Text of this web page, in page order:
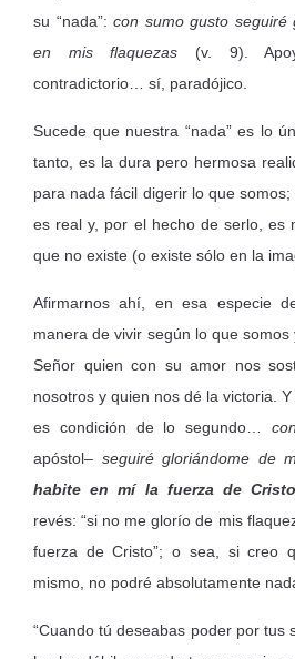
su “nada”: con sumo gusto seguiré
en mis flaquezas (v. 9).
contradictorio… sí, paradójico.
Sucede que nuestra “nada” es lo
tanto, es la dura pero hermosa
para nada fácil digerir lo que somos;
es real y, por el hecho de serlo, es
que no existe (o existe sólo en la
Afirmarnos ahí, en esa especie
manera de vivir según lo que
Señor quien con su amor nos
nosotros y quien nos dé la victoria.
es condición de lo segundo…
apóstol– seguiré gloriándome de
habite en mí la fuerza de Cristo
revés: “si no me glorío de mis
fuerza de Cristo”; o sea, si creo
mismo, no podré absolutamente
“Cuando tú deseabas poder por tus